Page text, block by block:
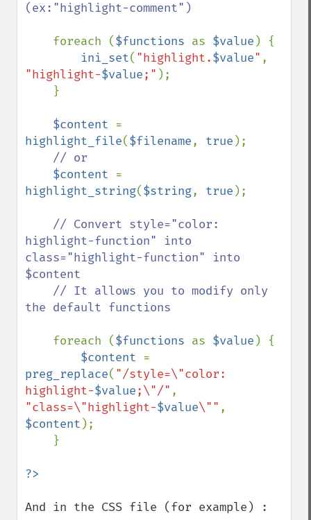
(ex:"highlight-comment")
foreach ($functions as $value ) {
ini_set( "highlight.$value"
"highlight-$value;" );
$content
highlight_file($filename, true );
// or
$content
highlight_string($string, true );
// Convert style="color:
highlight-function" into
class="highlight-function" into
$content
the default functions
foreach ($functions as $value ) {
$content
preg_replace( "/style=\"color:
highlight-$value;\"/"
"class=\"highlight-$value\""
$content );
And in the CSS file (for example) :